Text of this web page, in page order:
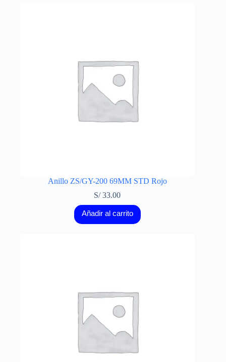
Anillo ZS/GY-200 69MM STD Rojo
S/33.00
Añadir al carrito